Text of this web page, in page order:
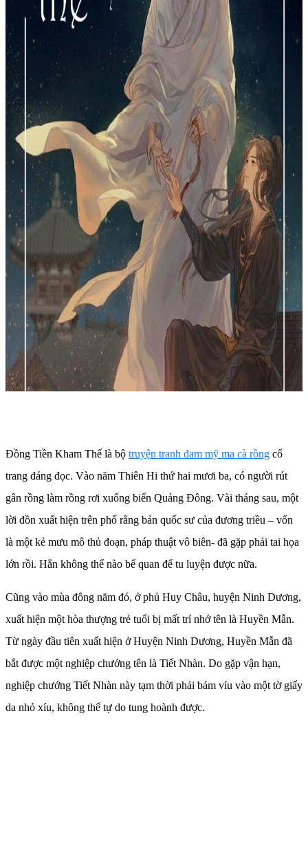
Đồng Tiền Kham Thế là bộ truyện tranh đam mỹ ma cà rồng cổ
trang đáng đọc. Vào năm Thiên Hi thứ hai mươi ba, có người rút
gân rồng làm rồng rơi xuống biển Quảng Đông. Vài tháng sau, một
lời đồn xuất hiện trên phố rằng bản quốc sư của đương triều – vốn
là một kẻ mưu mô thủ đoạn, pháp thuật vô biên- đã gặp phải tai họa
lớn rồi. Hắn không thể nào bế quan để tu luyện được nữa.
Cũng vào mùa đông năm đó, ở phủ Huy Châu, huyện Ninh Dương,
xuất hiện một hòa thượng trẻ tuổi bị mất trí nhớ tên là Huyền Mẫn.
Từ ngày đầu tiên xuất hiện ở Huyện Ninh Dương, Huyền Mẫn đã
bắt được một nghiệp chướng tên là Tiết Nhàn. Do gặp vận hạn,
nghiệp chướng Tiết Nhàn này tạm thời phải bám víu vào một tờ giấy
da nhỏ xíu, không thể tự do tung hoành được.